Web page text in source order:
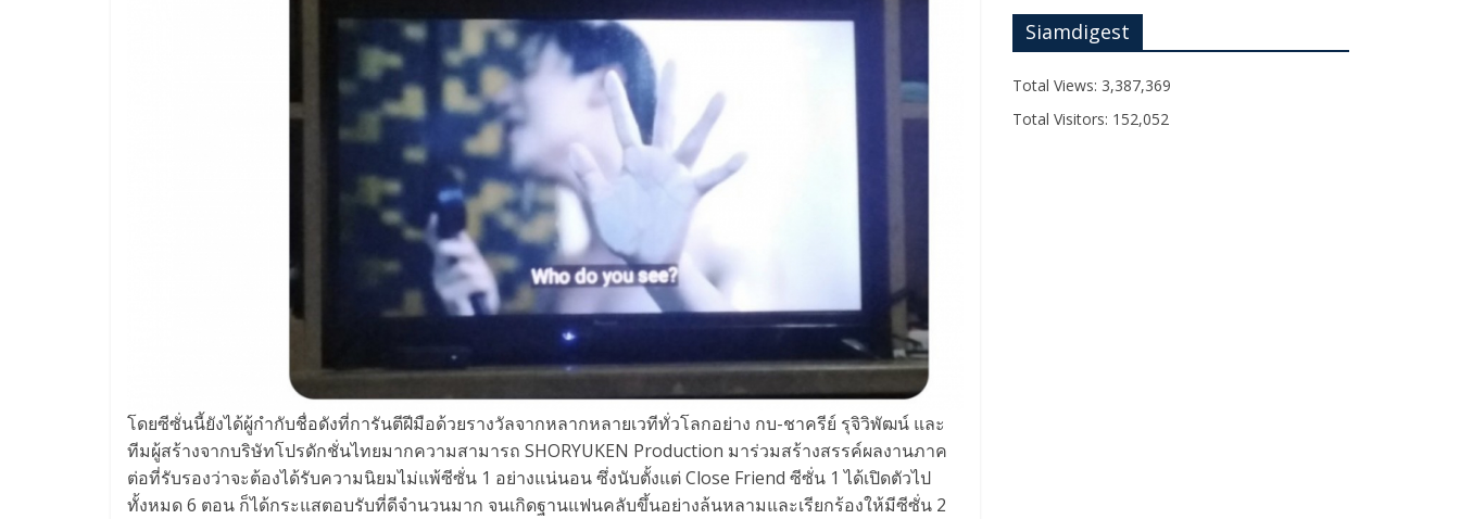
โดยซีซั่นนี้ยังได้ผู้กำกับชื่อดังที่การันตีฝีมือด้วยรางวัลจากหลากหลายเวทีทั่วโลกอย่าง กบ-ชาครีย์ รุจิวิพัฒน์ และ
ทีมผู้สร้างจากบริษัทโปรดักชั่นไทยมากความสามารถ SHORYUKEN Production มาร่วมสร้างสรรค์ผลงานภาค
ต่อที่รับรองว่าจะต้องได้รับความนิยมไม่แพ้ซีซั่น 1 อย่างแน่นอน ซึ่งนับตั้งแต่ Close Friend ซีซั่น 1 ได้เปิดตัวไป
ทั้งหมด 6 ตอน ก็ได้กระแสตอบรับที่ดีจำนวนมาก จนเกิดฐานแฟนคลับขึ้นอย่างล้นหลามและเรียกร้องให้มีซีซั่น 2
Siamdigest
Total Views: 3,387,369
Total Visitors: 152,052